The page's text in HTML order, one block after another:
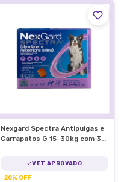
Nexgard Spectra Antipulgas e
Carrapatos G 15-30kg com 3
VET APROVADO
-20% OFF